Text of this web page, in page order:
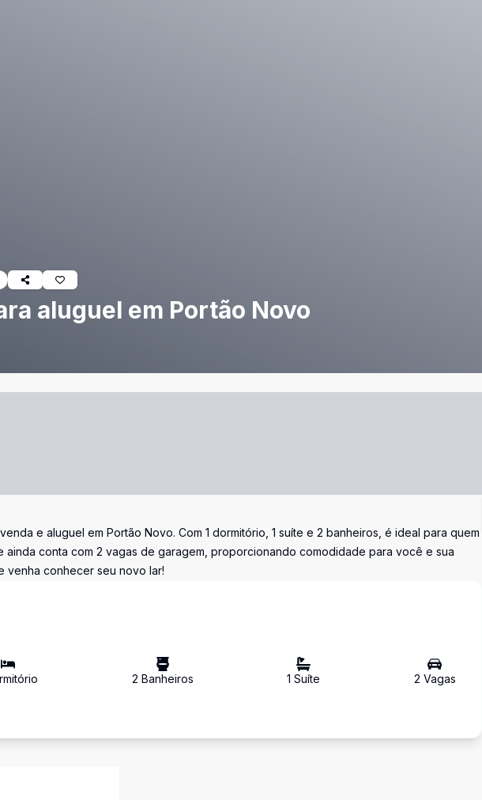
aluguel em Portão Novo
e aluguel em Portão Novo. Com 1 dormitório, 1 suíte e 2 banheiros, é ideal para quem
conta com 2 vagas de garagem, proporcionando comodidade para você e sua
venha conhecer seu novo lar!
2 Banheiros 1 Suíte 2 Vagas